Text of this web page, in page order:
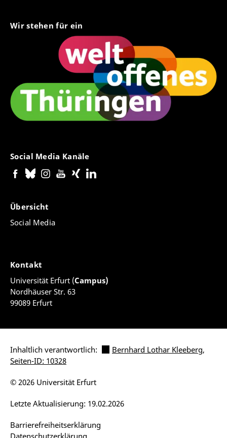
Wir stehen für ein
Social Media Kanäle
Übersicht
Social Media
Kontakt
Universität Erfurt (Campus)
Nordhäuser Str. 63
99089 Erfurt
Inhaltlich verantwortlich: Bernhard Lothar Kleeberg,
Seiten-ID: 10328
Barrierefreiheitserklärung
Datenschutzerklärung
Letzte Aktualisierung: 19.02.2026
© 2026 Universität Erfurt